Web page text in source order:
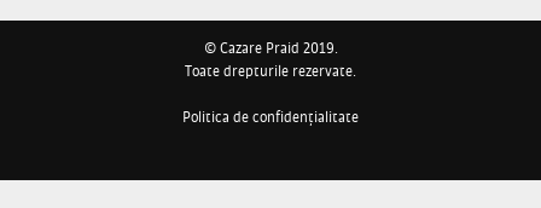
© Cazare Praid 2019.
Toate drepturile rezervate.
Politica de confidențialitate